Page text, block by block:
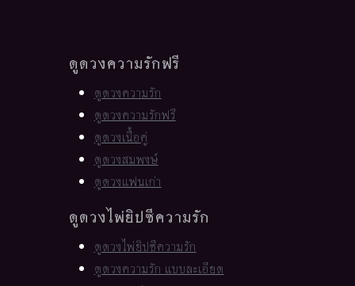
ดูดวงความรักฟรี
ดูดวงความรัก
ดูดวงความรักฟรี
ดูดวงเนื้อคู่
ดูดวงสมพงษ์
ดูดวงแฟนเก่า
ดูดวงไพ่ยิปซีความรัก
ดูดวงไพ่ยิปซีความรัก
ดูดวงความรัก แบบละเอียด